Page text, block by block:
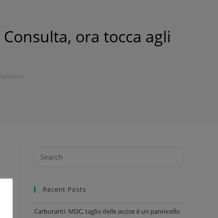
ora tocca agli
Recent Posts
Carburanti: MDC, taglio delle accise è un pannicello